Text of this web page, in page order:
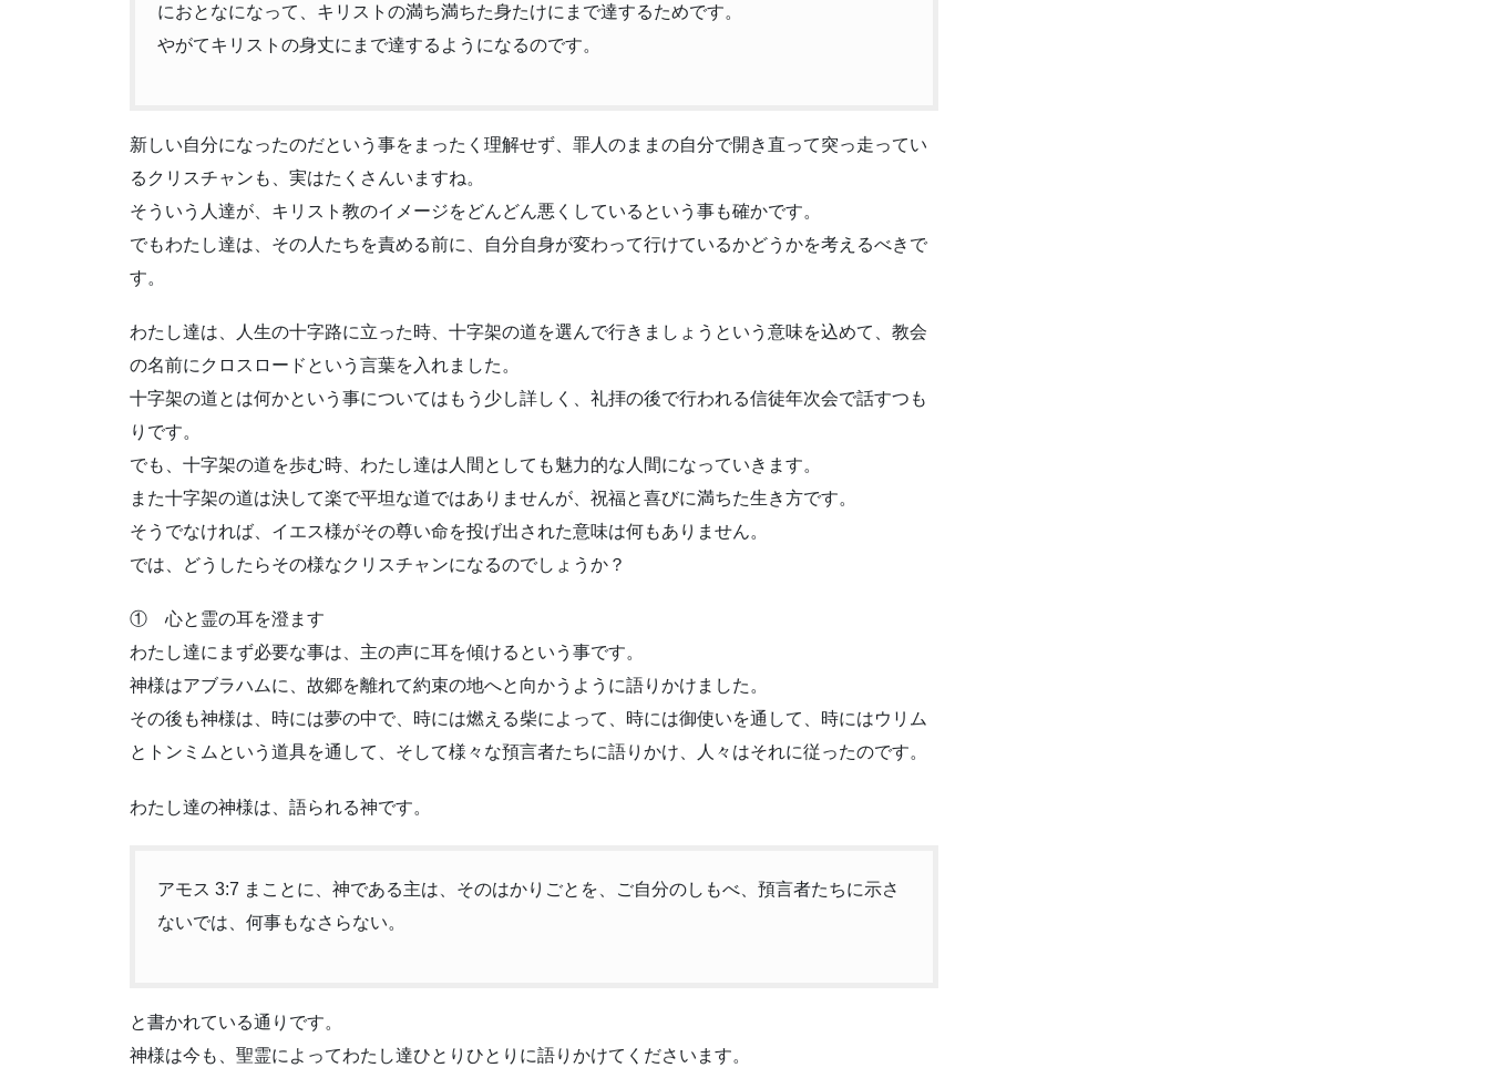
におとなになって、キリストの満ち満ちた身たけにまで達するためです。
やがてキリストの身丈にまで達するようになるのです。
新しい自分になったのだという事をまったく理解せず、罪人のままの自分で開き直って突っ走ってい
るクリスチャンも、実はたくさんいますね。
そういう人達が、キリスト教のイメージをどんどん悪くしているという事も確かです。
でもわたし達は、その人たちを責める前に、自分自身が変わって行けているかどうかを考えるべきで
す。
わたし達は、人生の十字路に立った時、十字架の道を選んで行きましょうという意味を込めて、教会
の名前にクロスロードという言葉を入れました。
十字架の道とは何かという事についてはもう少し詳しく、礼拝の後で行われる信徒年次会で話すつも
りです。
でも、十字架の道を歩む時、わたし達は人間としても魅力的な人間になっていきます。
また十字架の道は決して楽で平坦な道ではありませんが、祝福と喜びに満ちた生き方です。
そうでなければ、イエス様がその尊い命を投げ出された意味は何もありません。
では、どうしたらその様なクリスチャンになるのでしょうか？
① 心と霊の耳を澄ます
わたし達にまず必要な事は、主の声に耳を傾けるという事です。
神様はアブラハムに、故郷を離れて約束の地へと向かうように語りかけました。
その後も神様は、時には夢の中で、時には燃える柴によって、時には御使いを通して、時にはウリム
とトンミムという道具を通して、そして様々な預言者たちに語りかけ、人々はそれに従ったのです。
わたし達の神様は、語られる神です。
アモス 3:7 まことに、神である主は、そのはかりごとを、ご自分のしもべ、預言者たちに示さ
ないでは、何事もなさらない。
と書かれている通りです。
神様は今も、聖霊によってわたし達ひとりひとりに語りかけてくださいます。